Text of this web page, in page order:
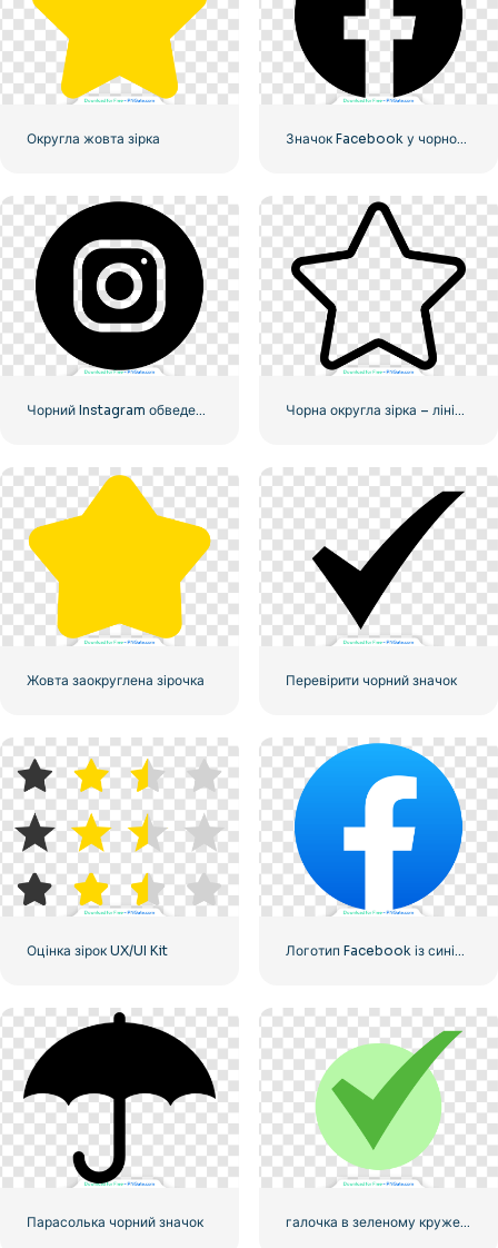
Округла жовта зірка Значок Facebook у чорному кружечку
Жовта заокруглена зірочка Перевірити чорний значок
Оцінка зірок UX/UI Kit Логотип Facebook із синім кружком
Парасолька чорний значок галочка в зеленому кружечку